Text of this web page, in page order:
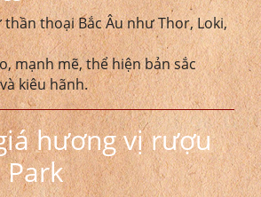
thoại Bắc Âu như Thor, Loki,
mạnh mẽ, thể hiện bản sắc
kiêu hãnh.
hương vị rượu